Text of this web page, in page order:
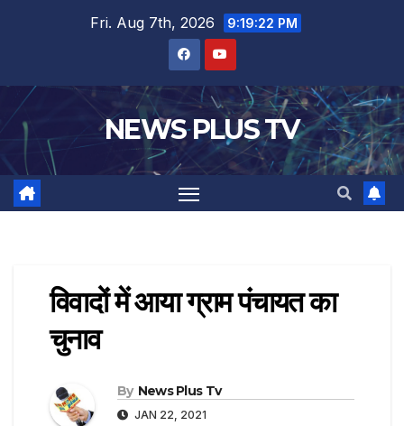
Fri. Aug 7th, 2026 9:19:23 PM
NEWS PLUS TV
विवादों में आया ग्राम पंचायत का
चुनाव
By News Plus Tv
JAN 22, 2021